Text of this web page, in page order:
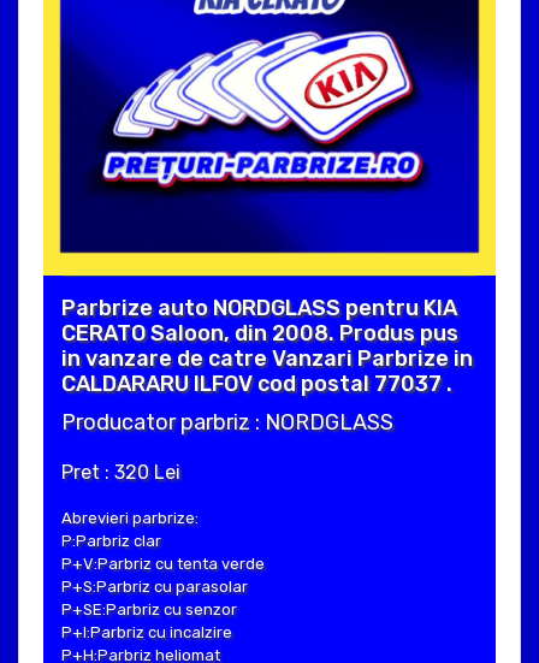
Parbrize auto NORDGLASS pentru KIA
CERATO Saloon, din 2008. Produs pus
in vanzare de catre Vanzari Parbrize in
CALDARARU ILFOV cod postal 77037 .
Producator parbriz : NORDGLASS
Pret : 320 Lei
Abrevieri parbrize:
P:Parbriz clar
P+V:Parbriz cu tenta verde
P+S:Parbriz cu parasolar
P+SE:Parbriz cu senzor
P+I:Parbriz cu incalzire
P+H:Parbriz heliomat